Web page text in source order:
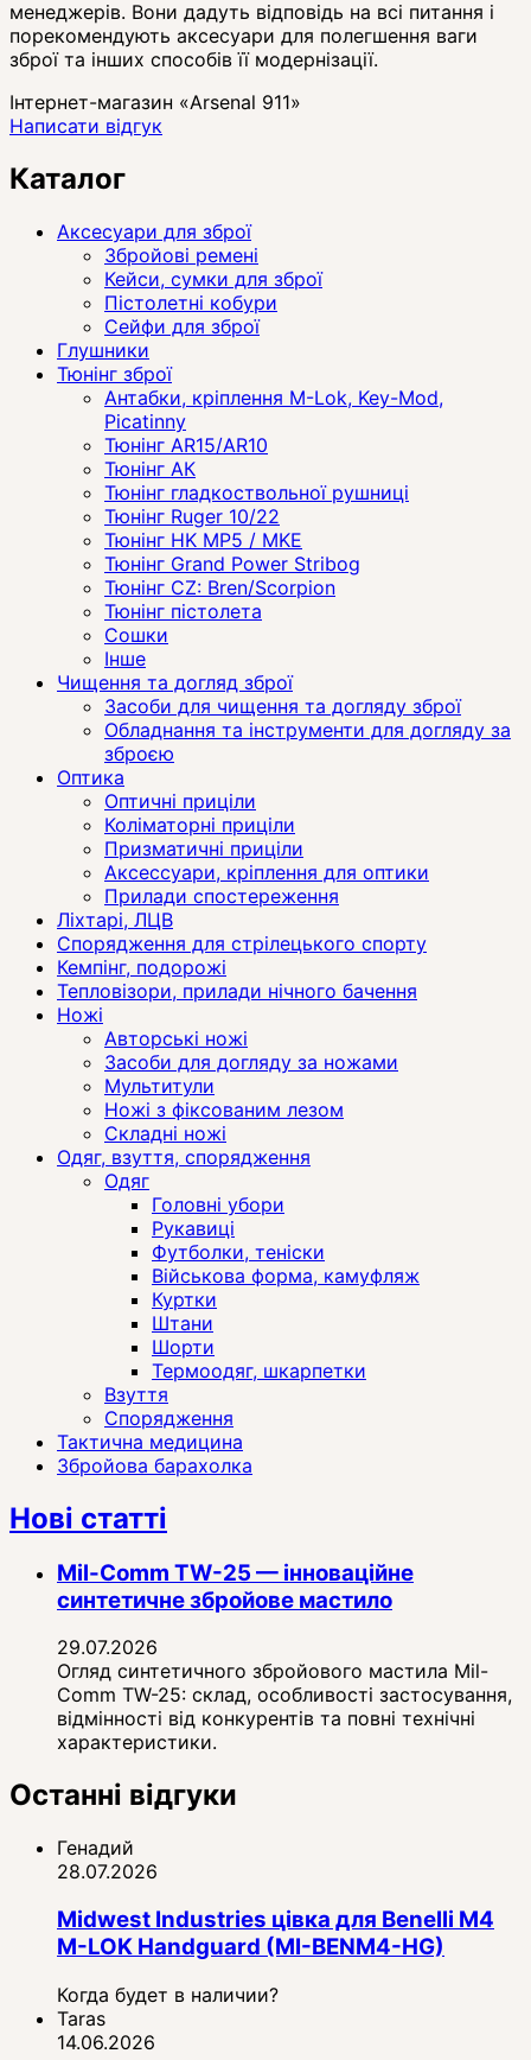
менеджерів. Вони дадуть відповідь на всі питання і
порекомендують аксесуари для полегшення ваги
зброї та інших способів її модернізації.
Інтернет-магазин «Arsenal 911»
Написати відгук
Каталог
Аксесуари для зброї
Збройові ремені
Кейси, сумки для зброї
Пістолетні кобури
Сейфи для зброї
Глушники
Тюнінг зброї
Антабки, кріплення M-Lok, Key-Mod,
Picatinny
Тюнінг AR15/AR10
Тюнінг АК
Тюнінг гладкоствольної рушниці
Тюнінг Ruger 10/22
Тюнінг HK MP5 / MKE
Тюнінг Grand Power Stribog
Тюнінг CZ: Bren/Scorpion
Тюнінг пістолета
Сошки
Інше
Чищення та догляд зброї
Засоби для чищення та догляду зброї
Обладнання та інструменти для догляду за
зброєю
Оптика
Оптичні приціли
Коліматорні приціли
Призматичні приціли
Аксессуари, кріплення для оптики
Прилади спостереження
Ліхтарі, ЛЦВ
Спорядження для стрілецького спорту
Кемпінг, подорожі
Тепловізори, прилади нічного бачення
Ножі
Авторські ножі
Засоби для догляду за ножами
Мультитули
Ножі з фіксованим лезом
Складні ножі
Одяг, взуття, спорядження
Одяг
Головні убори
Рукавиці
Футболки, теніски
Військова форма, камуфляж
Куртки
Штани
Шорти
Термоодяг, шкарпетки
Взуття
Спорядження
Тактична медицина
Збройова барахолка
Нові статті
Mil-Comm TW-25 — інноваційне
синтетичне збройове мастило
29.07.2026
Огляд синтетичного збройового мастила Mil-
Comm TW-25: склад, особливості застосування,
відмінності від конкурентів та повні технічні
характеристики.
Останні відгуки
Генадий
28.07.2026
Midwest Industries цівка для Benelli M4
M-LOK Handguard (MI-BENM4-HG)
Когда будет в наличии?
Taras
14.06.2026